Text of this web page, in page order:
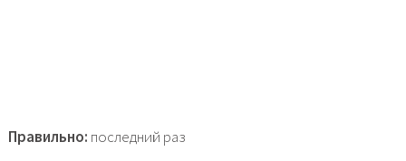
Правильно: последний раз